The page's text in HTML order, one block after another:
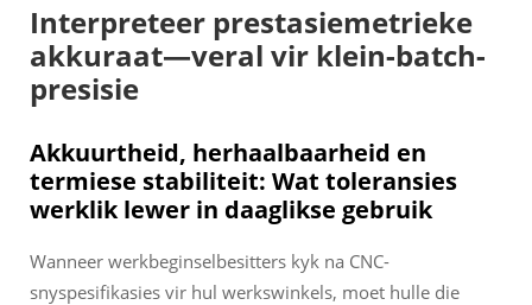
Interpreteer prestasiemetrieke
akkuraat—veral vir klein-batch-
presisie
Akkuurtheid, herhaalbaarheid en
termiese stabiliteit: Wat toleransies
werklik lewer in daaglikse gebruik
Wanneer werkbeginselbesitters kyk na CNC-
snyspesifikasies vir hul werkswinkels, moet hulle die